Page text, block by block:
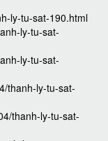
ly-tu-sat-190.html
ly-tu-sat-
ly-tu-sat-
thanh-ly-tu-sat-
thanh-ly-tu-sat-